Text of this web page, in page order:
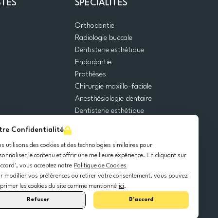
Confidentialité
utilisons des cookies et des technologies similaires pour
le contenu et offrir une meilleure expérience. En cliquant sur
vous acceptez notre Politique de Cookies
modifier vos préférences ou retirer votre consentement, vous pouvez
les cookies du site comme mentionné ici.
Refuser D'accord
SPÉCIALITÉS
Orthodontie
Radiologie buccale
Dentisterie esthétique
Endodontie
Prothèses
Chirurgie maxillo-faciale
Anesthésiologie dentaire
Dentisterie esthétique
Odontopédiatrie
Chirurgie orale
Implantologie dentaire
Parodontie